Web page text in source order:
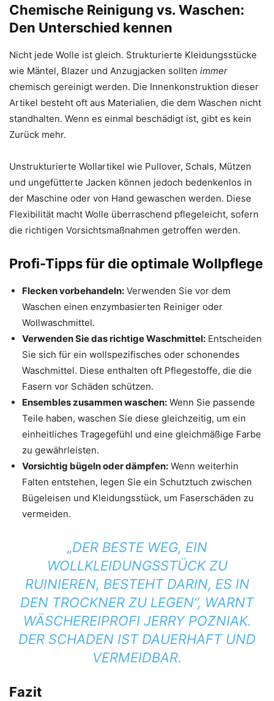
Chemische Reinigung vs. Waschen:
Den Unterschied kennen
Nicht jede Wolle ist gleich. Strukturierte Kleidungsstücke
wie Mäntel, Blazer und Anzugjacken sollten immer
chemisch gereinigt werden. Die Innenkonstruktion dieser
Artikel besteht oft aus Materialien, die dem Waschen nicht
standhalten. Wenn es einmal beschädigt ist, gibt es kein
Zurück mehr.
Unstrukturierte Wollartikel wie Pullover, Schals, Mützen
und ungefütterte Jacken können jedoch bedenkenlos in
der Maschine oder von Hand gewaschen werden. Diese
Flexibilität macht Wolle überraschend pflegeleicht, sofern
die richtigen Vorsichtsmaßnahmen getroffen werden.
Profi-Tipps für die optimale Wollpflege
Flecken vorbehandeln: Verwenden Sie vor dem
Waschen einen enzymbasierten Reiniger oder
Wollwaschmittel.
Verwenden Sie das richtige Waschmittel: Entscheiden
Sie sich für ein wollspezifisches oder schonendes
Waschmittel. Diese enthalten oft Pflegestoffe, die die
Fasern vor Schäden schützen.
Ensembles zusammen waschen: Wenn Sie passende
Teile haben, waschen Sie diese gleichzeitig, um ein
einheitliches Tragegefühl und eine gleichmäßige Farbe
zu gewährleisten.
Vorsichtig bügeln oder dämpfen: Wenn weiterhin
Falten entstehen, legen Sie ein Schutztuch zwischen
Bügeleisen und Kleidungsstück, um Faserschäden zu
vermeiden.
„DER BESTE WEG, EIN
WOLLKLEIDUNGSSTÜCK ZU
RUINIEREN, BESTEHT DARIN, ES IN
DEN TROCKNER ZU LEGEN“, WARNT
WÄSCHEREIPROFI JERRY POZNIAK.
DER SCHADEN IST DAUERHAFT UND
VERMEIDBAR.
Fazit